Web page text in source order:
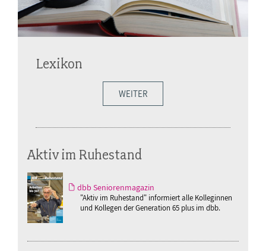
Lexikon
WEITER
Aktiv im Ruhestand
dbb Seniorenmagazin
"Aktiv im Ruhestand" informiert alle Kolleginnen
und Kollegen der Generation 65 plus im dbb.